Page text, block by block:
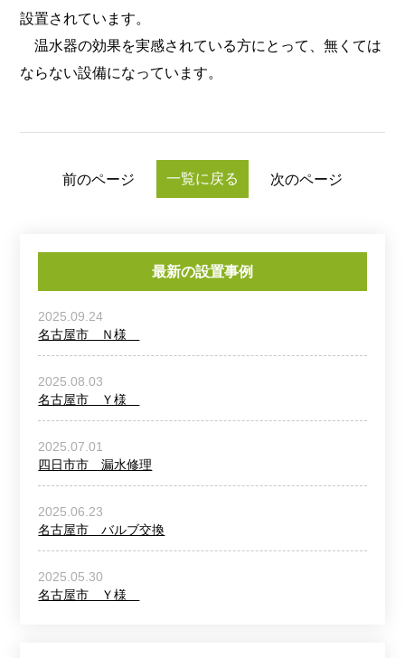
設置されています。
温水器の効果を実感されている方にとって、無くては
ならない設備になっています。
前のページ 一覧に戻る 次のページ
最新の設置事例
2025.09.24
名古屋市 Ｎ様
2025.08.03
名古屋市 Ｙ様
2025.07.01
四日市市 漏水修理
2025.06.23
名古屋市 バルブ交換
2025.05.30
名古屋市 Ｙ様